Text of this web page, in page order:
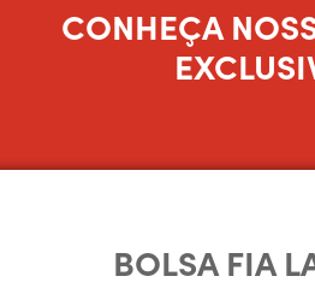
CONHEÇA
BOLSA FIA